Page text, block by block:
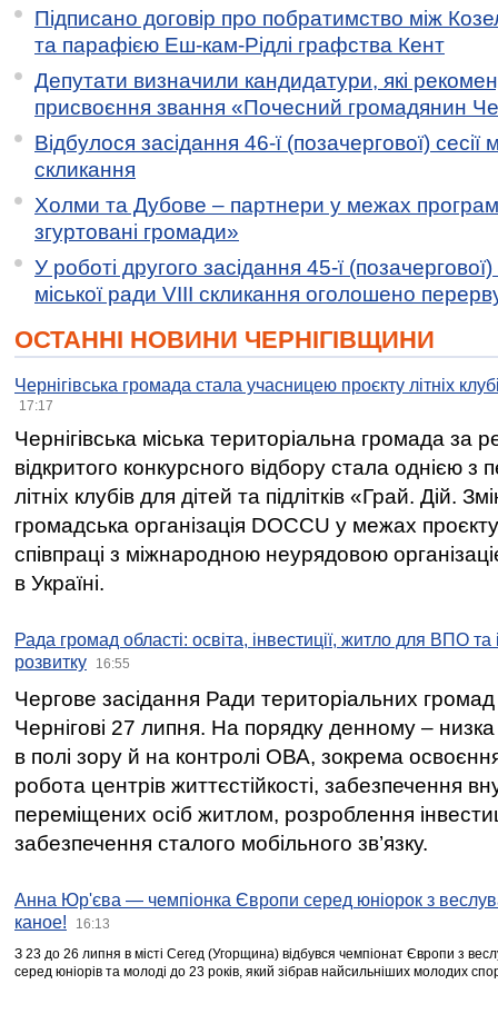
Підписано договір про побратимство між
та парафією Еш-кам-Рідлі графства Кент
Депутати визначили кандидатури, які
присвоєння звання «Почесний громадянин
Відбулося засідання 46-ї (позачергової) сесії
скликання
Холми та Дубове – партнери у межах
згуртовані громади»
У роботі другого засідання 45-ї (позачергової)
міської ради VIII скликання оголошено
ОСТАННІ НОВИНИ ЧЕРНІГІВЩИНИ
Чернігівська громада стала учасницею проєкту літніх
17:17
Чернігівська міська територіальна громада за
відкритого конкурсного відбору стала однією
літніх клубів для дітей та підлітків «Грай. Дій.
громадська організація DOCCU у межах
співпраці з міжнародною неурядовою
в Україні.
Рада громад області: освіта, інвестиції, житло для ВПО
розвитку
16:55
Чергове засідання Ради територіальних громад
Чернігові 27 липня. На порядку денному –
в полі зору й на контролі ОВА, зокрема освоєння
робота центрів життєстійкості, забезпечення
переміщених осіб житлом, розроблення
забезпечення сталого мобільного зв’язку.
Анна Юр'єва — чемпіонка Європи серед юніорок з
каное!
16:13
З 23 до 26 липня в місті Сегед (Угорщина) відбувся чемпіонат Європи з
серед юніорів та молоді до 23 років, який зібрав найсильніших молодих